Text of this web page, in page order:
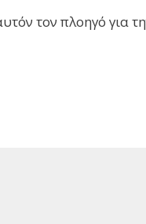
τον πλοηγό για